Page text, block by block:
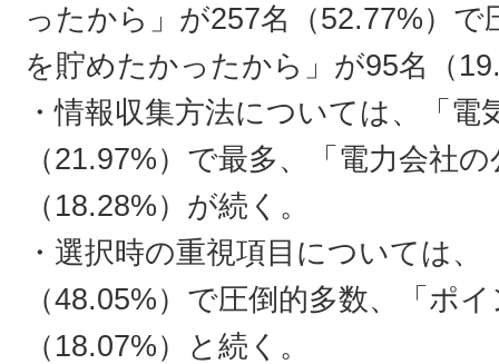
ったから」が257名（52.77%）
を貯めたかったから」が95名（
・情報収集方法については、「
（21.97%）で最多、「電力会社
（18.28%）が続く。
・選択時の重視項目については
（48.05%）で圧倒的多数、「ポ
（18.07%）と続く。